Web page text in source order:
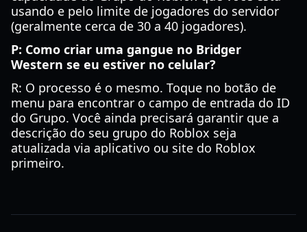
usando e pelo limite de jogadores do servidor
(geralmente cerca de 30 a 40 jogadores).
P: Como criar uma gangue no Bridger
Western se eu estiver no celular?
R: O processo é o mesmo. Toque no botão de
menu para encontrar o campo de entrada do ID
do Grupo. Você ainda precisará garantir que a
descrição do seu grupo do Roblox seja
atualizada via aplicativo ou site do Roblox
primeiro.